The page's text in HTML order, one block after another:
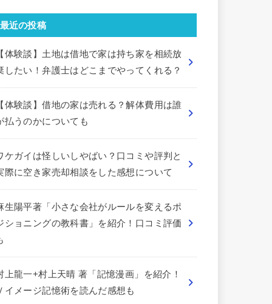
最近の投稿
体験談】土地は借地で家は持ち家を相続放
したい！弁護士はどこまでやってくれる？
体験談】借地の家は売れる？解体費用は誰
払うのかについても
ケガイは怪しいしやばい？口コミや評判と
際に空き家売却相談をした感想について
生陽平著「小さな会社がルールを変えるポ
ショニングの教科書」を紹介！口コミ評価
上龍一+村上天晴 著「記憶漫画」を紹介！
イメージ記憶術を読んだ感想も